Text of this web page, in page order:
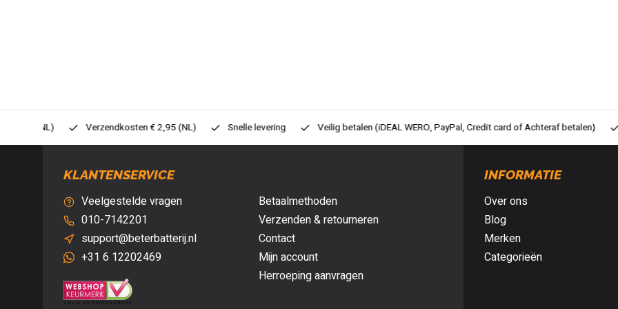
Verzendkosten € 2,95 (NL) Snelle levering Veilig betalen (iDEAL WERO, PayPal, Credit card of Achteraf betalen)
KLANTENSERVICE
Veelgestelde vragen
010-7142201
support@beterbatterij.nl
+31 6 12202469
Betaalmethoden
Verzenden & retourneren
Contact
Mijn account
Herroeping aanvragen
INFORMATIE
Over ons
Blog
Merken
Categorieën